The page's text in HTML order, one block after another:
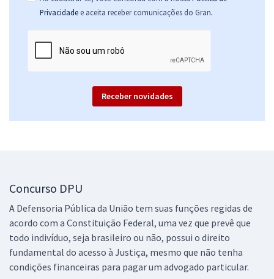
DPU - Defensoria Pública da União - Conhecimentos Específicos para
o Cargo de Agente Administrativo
ou 12x de R$13,32
Economize R$ 39,96 (-20%)
DPU - Defensoria Pública da União - Analista de Defensoria - Direito
ou 12x de
52,06
Economize R$ 156,18 (-20%)
Comprar
Privacidade e aceita receber comunicações do Gran.
Receber novidades
Concurso DPU
A Defensoria Pública da União tem suas funções regidas de
acordo com a Constituição Federal, uma vez que prevê que
todo indivíduo, seja brasileiro ou não, possui o direito
fundamental do acesso à Justiça, mesmo que não tenha
condições financeiras para pagar um advogado particular.